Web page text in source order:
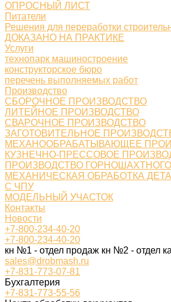
ОПРОСНЫЙ ЛИСТ
Питатели
Решения для переработки
ДОКАЗАНО НА ПРАКТИКЕ
Услуги
технопарк машиностроение
конструкторское бюро
перечень выполняемых работ
Производство
СБОРОЧНОЕ ПРОИЗВОДСТВО
ЛИТЕЙНОЕ ПРОИЗВОДСТВО
СВАРОЧНОЕ ПРОИЗВОДСТВО
ЗАГОТОВИТЕЛЬНОЕ
МЕХАНООБРАБАТЫВАЮЩЕЕ
КУЗНЕЧНО-ПРЕССОВОЕ
ПРОИЗВОДСТВО
МЕХАНИЧЕСКАЯ ОБРАБОТКА
С ЧПУ
МОДЕЛЬНЫЙ УЧАСТОК
Контакты
Новости
+7-800-234-40-20
+7-800-234-40-20
кн №1 - отдел продаж кн №2 - отдел
sales@drobmash.ru
+7-831-773-07-81
Бухгалтерия
+7-831-773-55-56